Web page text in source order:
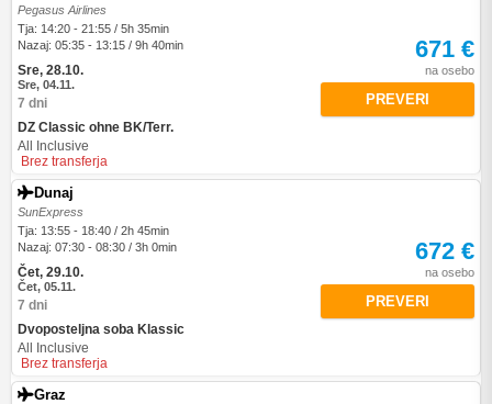
Pegasus Airlines
Tja: 14:20 - 21:55 / 5h 35min
Nazaj: 05:35 - 13:15 / 9h 40min
Sre, 28.10.
Sre, 04.11.
7 dni
DZ Classic ohne BK/Terr.
All Inclusive
Brez transferja
671 €
na osebo
PREVERI
Dunaj
SunExpress
Tja: 13:55 - 18:40 / 2h 45min
Nazaj: 07:30 - 08:30 / 3h 0min
Čet, 29.10.
Čet, 05.11.
7 dni
Dvoposteljna soba Klassic
All Inclusive
Brez transferja
672 €
na osebo
PREVERI
Graz